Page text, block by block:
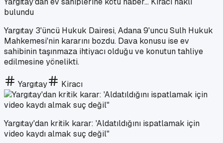
bulundu
Yargıtay 3'üncü Hukuk Dairesi, Adana 9'uncu Sulh Hukuk
Mahkemesi'nin kararını bozdu. Dava konusu ise ev
sahibinin taşınmaza ihtiyacı olduğu ve konutun tahliye
edilmesine yönelikti.
Yargıtay Kiracı
Yargıtay'dan kritik karar: 'Aldatıldığını ispatlamak için
video kaydı almak suç değil"